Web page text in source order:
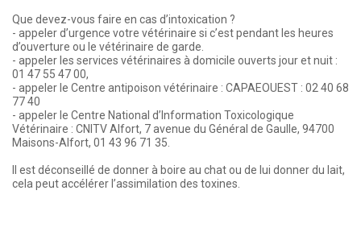
Que devez-vous faire en cas d’intoxication ?
- appeler d’urgence votre vétérinaire si c’est pendant les heures
d’ouverture ou le vétérinaire de garde.
- appeler les services vétérinaires à domicile ouverts jour et nuit :
01 47 55 47 00,
- appeler le Centre antipoison vétérinaire : CAPAEOUEST : 02 40 68
77 40
- appeler le Centre National d’Information Toxicologique
Vétérinaire : CNITV Alfort, 7 avenue du Général de Gaulle, 94700
Maisons-Alfort, 01 43 96 71 35.
Il est déconseillé de donner à boire au chat ou de lui donner du lait,
cela peut accélérer l’assimilation des toxines.